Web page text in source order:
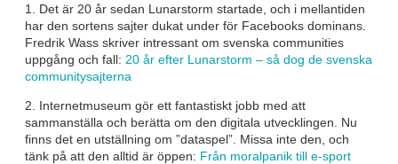
1. Det är 20 år sedan Lunarstorm startade, och i mellantiden
har den sortens sajter dukat under för Facebooks dominans.
Fredrik Wass skriver intressant om svenska communities
uppgång och fall: 20 år efter Lunarstorm – så dog de svenska
communitysajterna
2. Internetmuseum gör ett fantastiskt jobb med att
sammanställa och berätta om den digitala utvecklingen. Nu
finns det en utställning om ”dataspel”. Missa inte den, och
tänk på att den alltid är öppen: Från moralpanik till e-sport